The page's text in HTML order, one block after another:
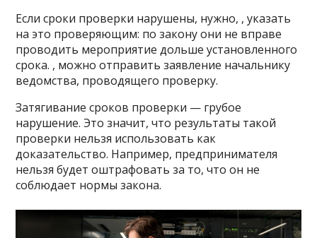
Если сроки проверки нарушены, нужно, , указать
на это проверяющим: по закону они не вправе
проводить мероприятие дольше установленного
срока. , можно отправить заявление начальнику
ведомства, проводящего проверку.
Затягивание сроков проверки — грубое
нарушение. Это значит, что результаты такой
проверки нельзя использовать как
доказательство. Например, предпринимателя
нельзя будет оштрафовать за то, что он не
соблюдает нормы закона.